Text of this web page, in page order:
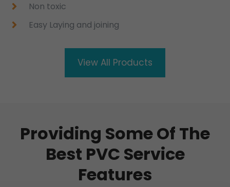
Non toxic
Easy Laying and joining
View All Products
Providing Some Of The
Best PVC Service
Features